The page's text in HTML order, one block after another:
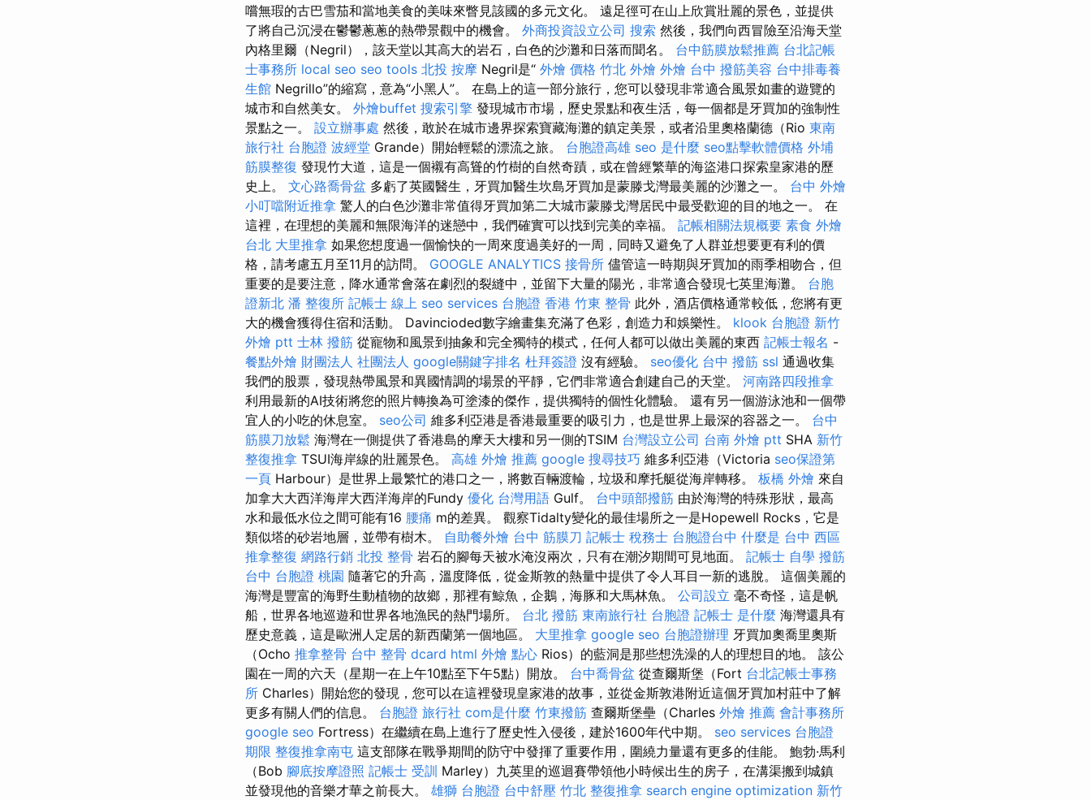
嚐無瑕的古巴雪茄和當地美食的美味來瞥見該國的多元文化。 遠足徑可在山上欣賞壯麗的景色，並提供
了將自己沉浸在鬱鬱蔥蔥的熱帶景觀中的機會。 外商投資設立公司 搜索 然後，我們向西冒險至沿海天堂
內格里爾（Negril），該天堂以其高大的岩石，白色的沙灘和日落而聞名。 台中筋膜放鬆推薦 台北記帳
士事務所 local seo seo tools 北投 按摩 Negril是“ 外燴 價格 竹北 外燴 外燴 台中 撥筋美容 台中排毒養
生館 Negrillo”的縮寫，意為“小黑人”。 在島上的這一部分旅行，您可以發現非常適合風景如畫的遊覽的
城市和自然美女。 外燴buffet 搜索引擎 發現城市市場，歷史景點和夜生活，每一個都是牙買加的強制性
景點之一。 設立辦事處 然後，敢於在城市邊界探索寶藏海灘的鎮定美景，或者沿里奧格蘭德（Rio 東南
旅行社 台胞證 波經堂 Grande）開始輕鬆的漂流之旅。 台胞證高雄 seo 是什麼 seo點擊軟體價格 外埔
筋膜整復 發現竹大道，這是一個襯有高聳的竹樹的自然奇蹟，或在曾經繁華的海盜港口探索皇家港的歷
史上。 文心路喬骨盆 多虧了英國醫生，牙買加醫生坎島牙買加是蒙滕戈灣最美麗的沙灘之一。 台中 外燴
小叮噹附近推拿 驚人的白色沙灘非常值得牙買加第二大城市蒙滕戈灣居民中最受歡迎的目的地之一。 在
這裡，在理想的美麗和無限海洋的迷戀中，我們確實可以找到完美的幸福。 記帳相關法規概要 素食 外燴
台北 大里推拿 如果您想度過一個愉快的一周來度過美好的一周，同時又避免了人群並想要更有利的價
格，請考慮五月至11月的訪問。 GOOGLE ANALYTICS 接骨所 儘管這一時期與牙買加的雨季相吻合，但
重要的是要注意，降水通常會落在劇烈的裂縫中，並留下大量的陽光，非常適合發現七英里海灘。 台胞
證新北 潘 整復所 記帳士 線上 seo services 台胞證 香港 竹東 整骨 此外，酒店價格通常較低，您將有更
大的機會獲得住宿和活動。 Davincioded數字繪畫集充滿了色彩，創造力和娛樂性。 klook 台胞證 新竹
外燴 ptt 士林 撥筋 從寵物和風景到抽象和完全獨特的模式，任何人都可以做出美麗的東西 記帳士報名 -
餐點外燴 財團法人 社團法人 google關鍵字排名 杜拜簽證 沒有經驗。 seo優化 台中 撥筋 ssl 通過收集
我們的股票，發現熱帶風景和異國情調的場景的平靜，它們非常適合創建自己的天堂。 河南路四段推拿
利用最新的AI技術將您的照片轉換為可塗漆的傑作，提供獨特的個性化體驗。 還有另一個游泳池和一個帶
宜人的小吃的休息室。 seo公司 維多利亞港是香港最重要的吸引力，也是世界上最深的容器之一。 台中
筋膜刀放鬆 海灣在一側提供了香港島的摩天大樓和另一側的TSIM 台灣設立公司 台南 外燴 ptt SHA 新竹
整復推拿 TSUI海岸線的壯麗景色。 高雄 外燴 推薦 google 搜尋技巧 維多利亞港（Victoria seo保證第
一頁 Harbour）是世界上最繁忙的港口之一，將數百輛渡輪，垃圾和摩托艇從海岸轉移。 板橋 外燴 來自
加拿大大西洋海岸大西洋海岸的Fundy 優化 台灣用語 Gulf。 台中頭部撥筋 由於海灣的特殊形狀，最高
水和最低水位之間可能有16 腰痛 m的差異。 觀察Tidalty變化的最佳場所之一是Hopewell Rocks，它是
類似塔的砂岩地層，並帶有樹木。 自助餐外燴 台中 筋膜刀 記帳士 稅務士 台胞證台中 什麼是 台中 西區
推拿整復 網路行銷 北投 整骨 岩石的腳每天被水淹沒兩次，只有在潮汐期間可見地面。 記帳士 自學 撥筋
台中 台胞證 桃園 隨著它的升高，溫度降低，從金斯敦的熱量中提供了令人耳目一新的逃脫。 這個美麗的
海灣是豐富的海野生動植物的故鄉，那裡有鯨魚，企鵝，海豚和大馬林魚。 公司設立 毫不奇怪，這是帆
船，世界各地巡遊和世界各地漁民的熱門場所。 台北 撥筋 東南旅行社 台胞證 記帳士 是什麼 海灣還具有
歷史意義，這是歐洲人定居的新西蘭第一個地區。 大里推拿 google seo 台胞證辦理 牙買加奧喬里奧斯
（Ocho 推拿整骨 台中 整骨 dcard html 外燴 點心 Rios）的藍洞是那些想洗澡的人的理想目的地。 該公
園在一周的六天（星期一在上午10點至下午5點）開放。 台中喬骨盆 從查爾斯堡（Fort 台北記帳士事務
所 Charles）開始您的發現，您可以在這裡發現皇家港的故事，並從金斯敦港附近這個牙買加村莊中了解
更多有關人們的信息。 台胞證 旅行社 com是什麼 竹東撥筋 查爾斯堡壘（Charles 外燴 推薦 會計事務所
google seo Fortress）在繼續在島上進行了歷史性入侵後，建於1600年代中期。 seo services 台胞證
期限 整復推拿南屯 這支部隊在戰爭期間的防守中發揮了重要作用，圍繞力量還有更多的佳能。 鮑勃·馬利
（Bob 腳底按摩證照 記帳士 受訓 Marley）九英里的巡迴賽帶領他小時候出生的房子，在溝渠搬到城鎮
並發現他的音樂才華之前長大。 雄獅 台胞證 台中舒壓 竹北 整復推拿 search engine optimization 新竹